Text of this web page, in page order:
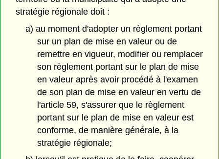
stratégie régionale doit :
a) au moment d'adopter un règlement portant
sur un plan de mise en valeur ou de
remettre en vigueur, modifier ou remplacer
son règlement portant sur le plan de mise
en valeur après avoir procédé à l'examen
de son plan de mise en valeur en vertu de
l'article 59, s'assurer que le règlement
portant sur le plan de mise en valeur est
conforme, de manière générale, à la
stratégie régionale;